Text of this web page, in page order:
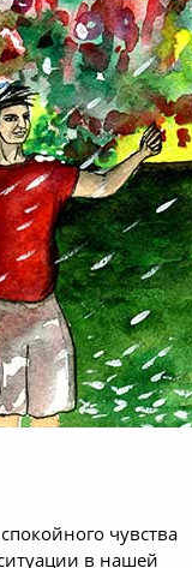
чувства
в нашей